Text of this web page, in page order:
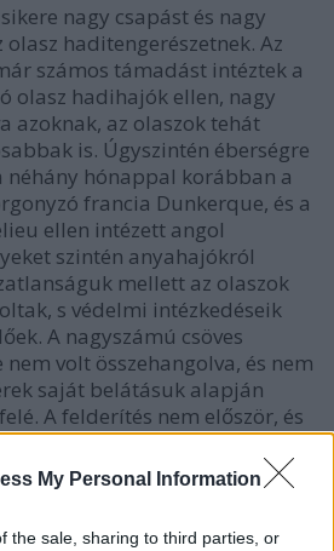
My Personal Information
the sale, sharing to third parties, or
nagy csapást és nagy
haditengerészetnek. Az
számos támadást intéztek a
olasz hadihajók ellen, nagy
azoknak, az olaszok tehát
is. Úgyszintén éberségre
néhány hónappal korábban a
francia Dunkerque, és a
ellen intézett angol
szintén anyahajókról
mellett az olaszok
s védelmi intézkedéseik
A nagyszámú csöves
volt összehangolva, és nem
saját belátásuk alapján
A felderítés nem először, és
teljes csődöt mondott. Nem
a támadást, és nem vette
sem a támadás után